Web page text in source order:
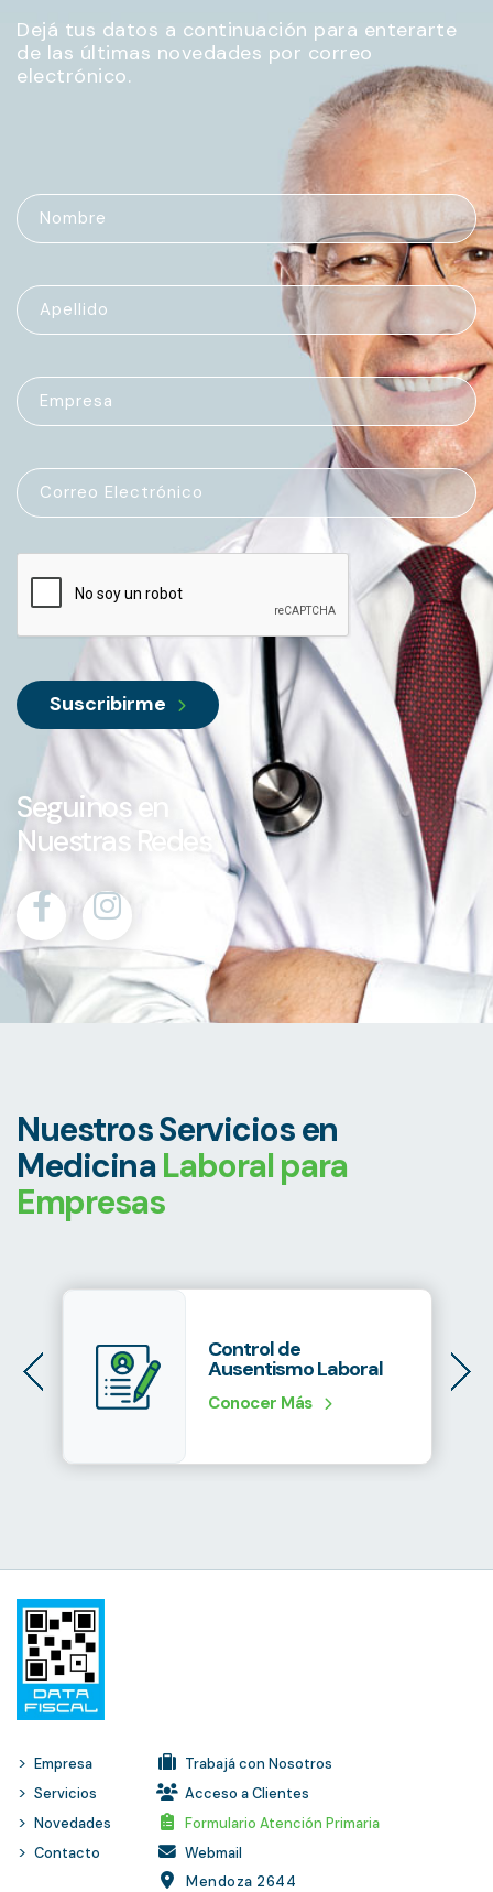
Dejá tus datos a continuación para enterarte
de las últimas novedades por correo
electrónico.
Suscribirme
Seguinos en
Nuestras Redes
Nuestros Servicios en
MedicinaLaboral para
Empresas
Control de
Ausentismo Laboral
Conocer Más
Empresa
Servicios
Novedades
Contacto
Trabajá con Nosotros
Acceso a Clientes
Formulario Atención Primaria
Webmail
Mendoza 2644